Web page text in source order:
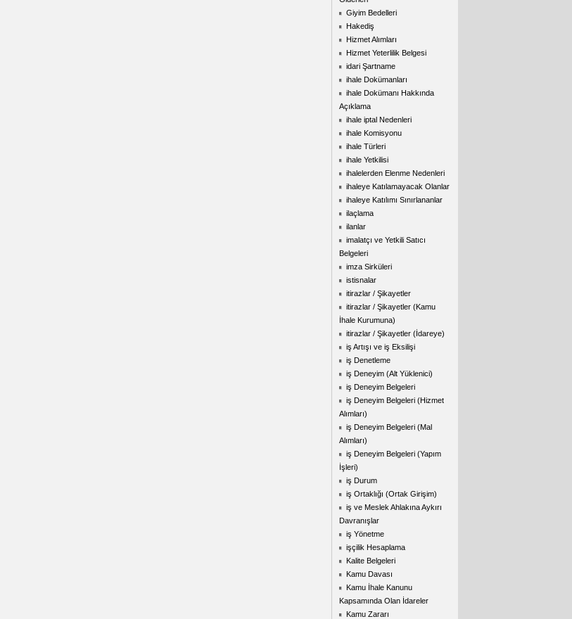
Giyim Bedelleri
Hakediş
Hizmet Alımları
Hizmet Yeterlilik Belgesi
idari Şartname
ihale Dokümanları
ihale Dokümanı Hakkında
Açıklama
ihale iptal Nedenleri
ihale Komisyonu
ihale Türleri
ihale Yetkilisi
ihalelerden Elenme Nedenleri
ihaleye Katılamayacak Olanlar
ihaleye Katılımı Sınırlananlar
ilaçlama
ilanlar
imalatçı ve Yetkili Satıcı
Belgeleri
imza Sirküleri
istisnalar
itirazlar / Şikayetler
itirazlar / Şikayetler (Kamu
İhale Kurumuna)
itirazlar / Şikayetler (İdareye)
iş Artışı ve iş Eksilişi
iş Denetleme
iş Deneyim (Alt Yüklenici)
iş Deneyim Belgeleri
iş Deneyim Belgeleri (Hizmet
Alımları)
iş Deneyim Belgeleri (Mal
Alımları)
iş Deneyim Belgeleri (Yapım
İşleri)
iş Durum
iş Ortaklığı (Ortak Girişim)
iş ve Meslek Ahlakına Aykırı
Davranışlar
iş Yönetme
işçilik Hesaplama
Kalite Belgeleri
Kamu Davası
Kamu İhale Kanunu
Kapsamında Olan İdareler
Kamu Zararı